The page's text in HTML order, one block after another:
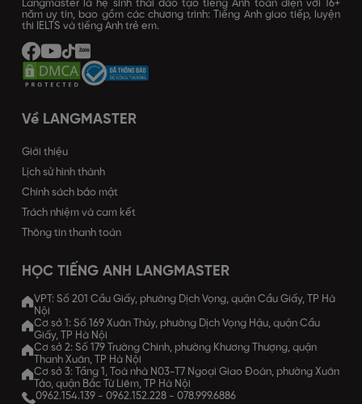
Langmaster là hệ sinh thái đào tạo tiếng Anh toàn diện với 16+
năm uy tín, bao gồm các chương trình: Tiếng Anh giao tiếp, luyện
thi IELTS và tiếng Anh trẻ em.
Về LANGMASTER
Giới thiệu
Lịch sử hình thành
Chính sách bảo mật
Trách nhiệm và cam kết
Thông tin thanh toán
HỌC TIẾNG ANH LANGMASTER
VPT: Số 201 Cầu Giấy, phường Dịch Vọng, quận Cầu Giấy, TP Hà
Nội
Cơ sở 1: Số 169 Xuân Thủy, phường Dịch Vọng Hậu, quận Cầu
Giấy, TP Hà Nội
Cơ sở 2: Số 179 Trường Chinh, phường Khương Thượng, quận
Thanh Xuân, TP Hà Nội
Cơ sở 3: Tầng 1, Toà nhà N03-T7 Ngoại Giao Đoàn, phường Xuân
Tảo, quận Bắc Từ Liêm, TP Hà Nội
0962.154.139 - 0962.152.228 - 078.999.6886